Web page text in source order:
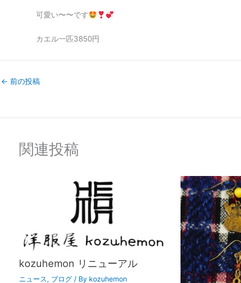
可愛い〜〜です
カエル一匹3850円
← 前の投稿
関連投稿
kozuhemon リニューアル
ニュース, ブログ/ By kozuhemon